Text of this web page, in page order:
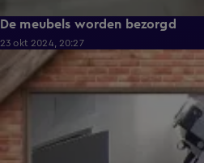
De meubels worden bezorgd
23 okt 2024, 20:27